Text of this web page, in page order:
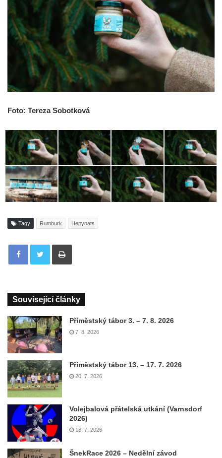
Foto: Tereza Sobotková
Tagy Rumburk Hepynats
Tisknout
Související články
Příměstský tábor 3. – 7. 8. 2026
7. 8. 2026
Příměstský tábor 13. – 17. 7. 2026
20. 7. 2026
Volejbalová přátelská utkání (Varnsdorf
2026)
18. 7. 2026
ŠnekRace 2026 – Nedělní závod